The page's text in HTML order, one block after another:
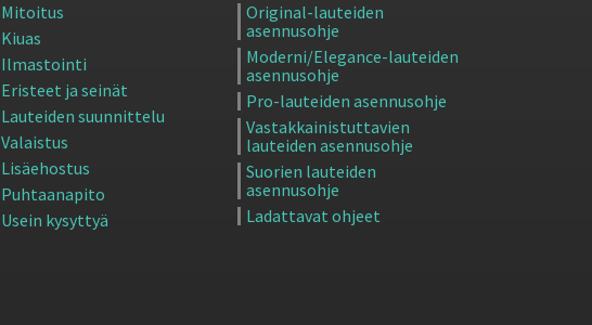
Mitoitus
Kiuas
Ilmastointi
Eristeet ja seinät
Lauteiden suunnittelu
Valaistus
Lisäehostus
Puhtaanapito
Usein kysyttyä
Original-lauteiden
asennusohje
Moderni/Elegance-lauteiden
asennusohje
Pro-lauteiden asennusohje
Vastakkainistuttavien
lauteiden asennusohje
Suorien lauteiden
asennusohje
Ladattavat ohjeet